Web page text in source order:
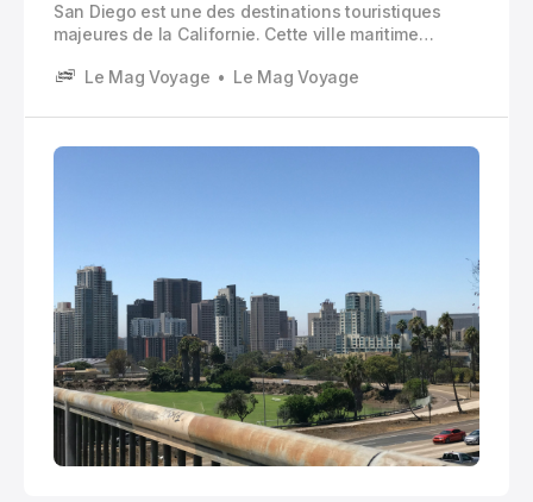
San Diego est une des destinations touristiques
majeures de la Californie. Cette ville maritime
richesse culturelle et patrimoine historique . Près de
fascinant de folklore mexicain et modernité
américaine.
Le Mag Voyage Le Mag Voyage